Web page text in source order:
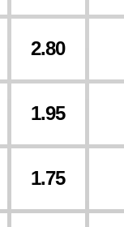
2.80
1.95
1.75